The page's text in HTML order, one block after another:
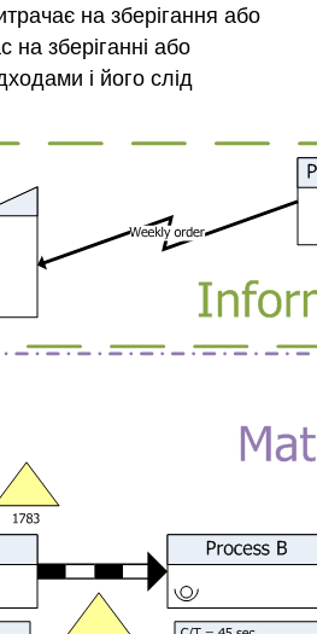
на зберігання або
на зберіганні або
і його слід